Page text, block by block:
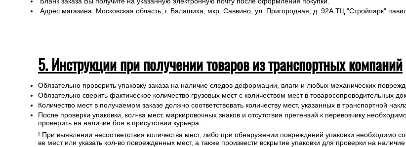
Адрес магазина: Московская область, г. Балашиха, мкр. Саввино, ул. Пригородная, д. 92А ТЦ "Стройпарк"
5. Инструкции при получении товаров из транспортных компаний
Обязательно проверить упаковку заказа на наличие следов деформации, влаги и любых механических
Обязательно сверить фактическое количество грузовых мест с количеством мест в товаросопроводительных
Количество мест в получаемом заказе должно соответствовать количеству мест, указанных в транспортной
После проверки упаковки, кол-ва мест, маркировочных знаков и отсутствия претензий к перевозчику
проверить на наличие боя в присутствии курьера.
! При выявлении несоответствия количества мест, либо при обнаружении повреждений упаковки необходимо
ве мест или указать кол-во поврежденных мест, а также произвести вскрытие упаковки для проверки на